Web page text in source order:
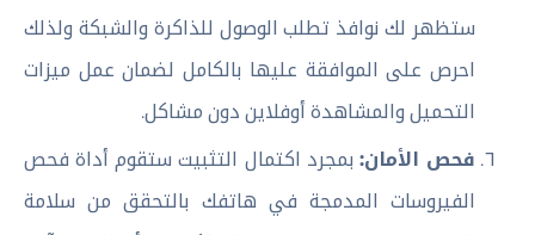
ستظهر لك نوافذ تطلب الوصول للذاكرة والشبكة ولذلك
احرص على الموافقة عليها بالكامل لضمان عمل ميزات
التحميل والمشاهدة أوفلاين دون مشاكل.
فحص الأمان: بمجرد اكتمال التثبيت ستقوم أداة فحص
الفيروسات المدمجة في هاتفك بالتحقق من سلامة